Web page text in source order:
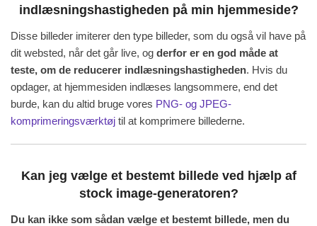
indlæsningshastigheden på min hjemmeside?
Disse billeder imiterer den type billeder, som du også vil have på
dit websted, når det går live, og derfor er en god måde at
teste, om de reducerer indlæsningshastigheden. Hvis du
opdager, at hjemmesiden indlæses langsommere, end det
burde, kan du altid bruge vores PNG- og JPEG-
komprimeringsværktøj til at komprimere billederne.
Kan jeg vælge et bestemt billede ved hjælp af
stock image-generatoren?
Du kan ikke som sådan vælge et bestemt billede, men du